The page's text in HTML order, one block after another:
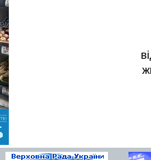
відділу
житлово-